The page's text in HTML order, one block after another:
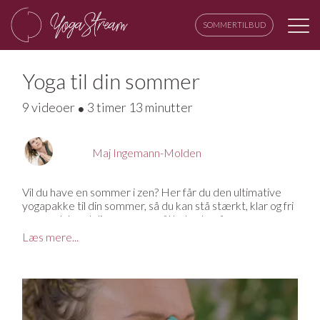
SOMMERTILBUD
Yoga til din sommer
9 videoer 3 timer 13 minutter
Maj Ingemann-Molden
Vil du have en sommer i zen? Her får du den ultimative
yogapakke til din sommer, så du kan stå stærkt, klar og fri
– uanset, hvad din sommer måtte byde på.
Her får du en all-inclusive yogarejse gennem alle de syv
og dirigere energien, så du kan få en sommer i balance.
Her er der altså både mulighed for at udnytte
sommerens energi og tænde din egen indre ild og for at
Læs mere...